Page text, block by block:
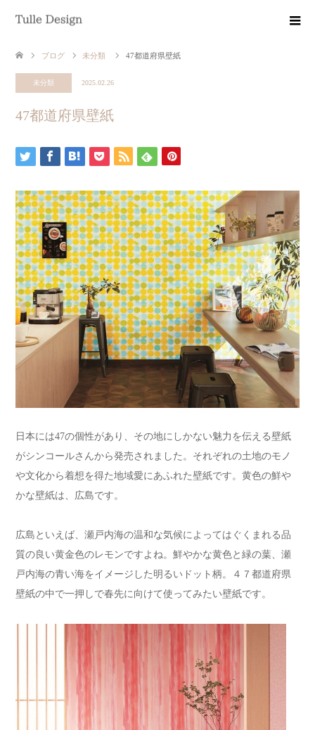
ブログ 未分類 47都道府県壁紙
未分類 2025.02.26
47都道府県壁紙
日本には47の個性があり、その地にしかない魅力を伝える壁紙
がシンコールさんから発売されました。それぞれの土地のモノ
や文化から着想を得た地域愛にあふれた壁紙です。黄色の鮮や
かな壁紙は、広島です。
広島といえば、瀬戸内海の温和な気候によってはぐくまれる品
質の良い黄金色のレモンですよね。鮮やかな黄色と緑の葉、瀬
戸内海の青い海をイメージした明るいドット柄。４７都道府県
壁紙の中で一押しで春先に向けて使ってみたい壁紙です。